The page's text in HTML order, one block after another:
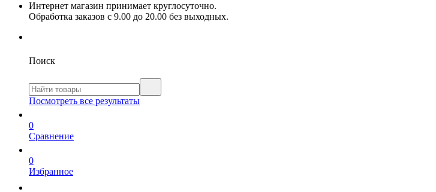
Интернет магазин принимает круглосуточно.
Обработка заказов с 9.00 до 20.00 без выходных.
Поиск
Посмотреть все результаты
0
Сравнение
0
Избранное